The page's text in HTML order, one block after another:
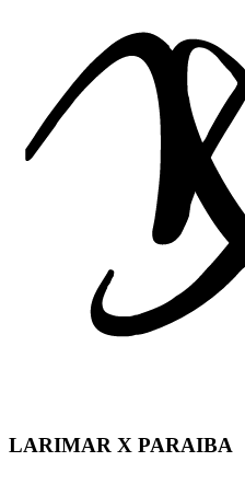
LARIMAR X PARAIBA